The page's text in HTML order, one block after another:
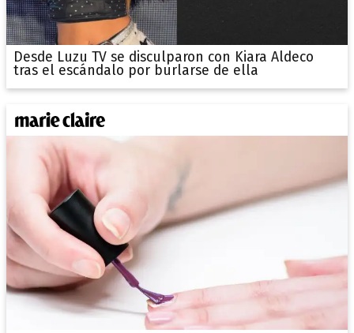
Desde Luzu TV se disculparon con Kiara Aldeco
tras el escándalo por burlarse de ella